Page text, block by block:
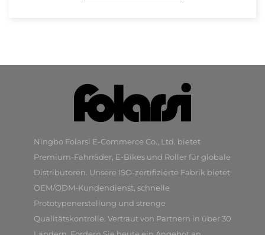
Ningbo Folarsi E-Commerce Co., Ltd. bietet
Premium-Fahrräder, E-Bikes und Roller für globale
Distributoren. Unsere ISO-zertifizierte Fabrik bietet
OEM/ODM-Kundendienst, schnelle
Prototypenerstellung und strenge
Qualitätskontrolle. Vertraut von Partnern in über 30